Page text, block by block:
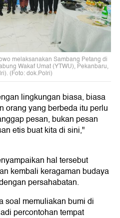
melaksanakan Sambang Petang di
Wakaf Umat (YTWU), Pekanbaru,
(Foto: dok.Polri)
lingkungan biasa, biasa
orang yang berbeda itu perlu
pesan, bukan pesan
etis buat kita di sini,"
hal tersebut
kembali keragaman budaya
persahabatan.
soal memuliakan bumi di
percontohan tempat